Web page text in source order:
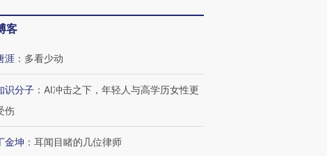
的吸金
让中产们甘
虐”？
马航飞行员跨国走私7万
视线｜被称为“蟑螂”的印
客
涯 ： 多看少动
识分子 ： AI冲击之下，年轻人与高学历女性更
伤
金坤 ： 耳闻目睹的几位律师